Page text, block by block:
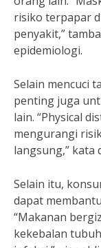
risiko terpapar
penyakit,”
epidemiologi.
Selain mencuci
penting juga
lain. “Physical
mengurangi
langsung,” kata
Selain itu,
dapat
“Makanan
kekebalan